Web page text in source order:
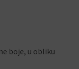
boje, u obliku